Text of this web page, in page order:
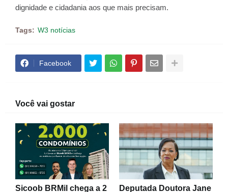
dignidade e cidadania aos que mais precisam.
Tags: W3 notícias
Facebook
Você vai gostar
Sicoob BRMil chega a 2
Deputada Doutora Jane